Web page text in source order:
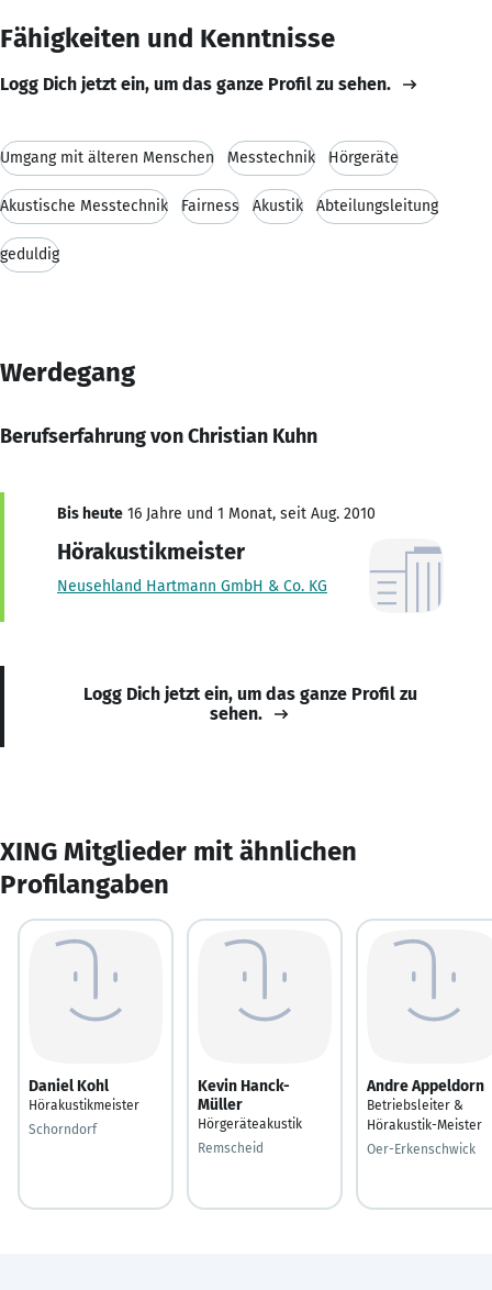
Fähigkeiten und Kenntnisse
Logg Dich jetzt ein, um das ganze Profil zu sehen.
Umgang mit älteren Menschen Messtechnik Hörgeräte
Akustische Messtechnik Fairness Akustik Abteilungsleitung
geduldig
Werdegang
Berufserfahrung von Christian Kuhn
Bis heute 16 Jahre und 1 Monat, seit Aug. 2010
Hörakustikmeister
Neusehland Hartmann GmbH & Co. KG
Logg Dich jetzt ein, um das ganze Profil zu
sehen.
XING Mitglieder mit ähnlichen
Profilangaben
Daniel Kohl
Hörakustikmeister
Schorndorf
Kevin Hanck-
Müller
Hörgeräteakustik
Remscheid
Andre Appeldorn
Betriebsleiter &
Hörakustik-Meister
Oer-Erkenschwick